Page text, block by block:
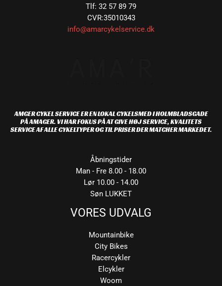
Tlf: 32 57 89 79
CVR:35010343
info@amarcykelservice.dk
AMGER CYKEL SERVICE ER EN LOKAL CYKELSMED I HOLMBLADSGADE
PÅ AMAGER. VI HAR FOKUS PÅ AT GIVE HØJ SERVICE, KVALITETS
SERVICE AF ALLE CYKELTYPER OG TIL PRISER DER MATCHER MARKEDET.
Åbningstider
Man - Fre 8.00 - 18.00
Lør 10.00 - 14.00
Søn LUKKET
VORES UDVALG
Mountainbike
City Bikes
Racercykler
Elcykler
Woom